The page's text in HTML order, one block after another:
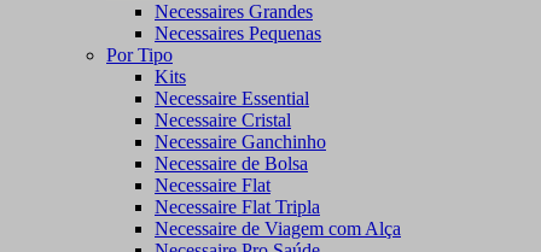
Necessaires Grandes
Necessaires Pequenas
Por Tipo
Kits
Necessaire Essential
Necessaire Cristal
Necessaire Ganchinho
Necessaire de Bolsa
Necessaire Flat
Necessaire Flat Tripla
Necessaire de Viagem com Alça